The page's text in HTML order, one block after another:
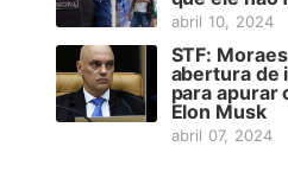
abril 10, 2024
STF:
abertura de
para apurar
Elon Musk
abril 07, 2024